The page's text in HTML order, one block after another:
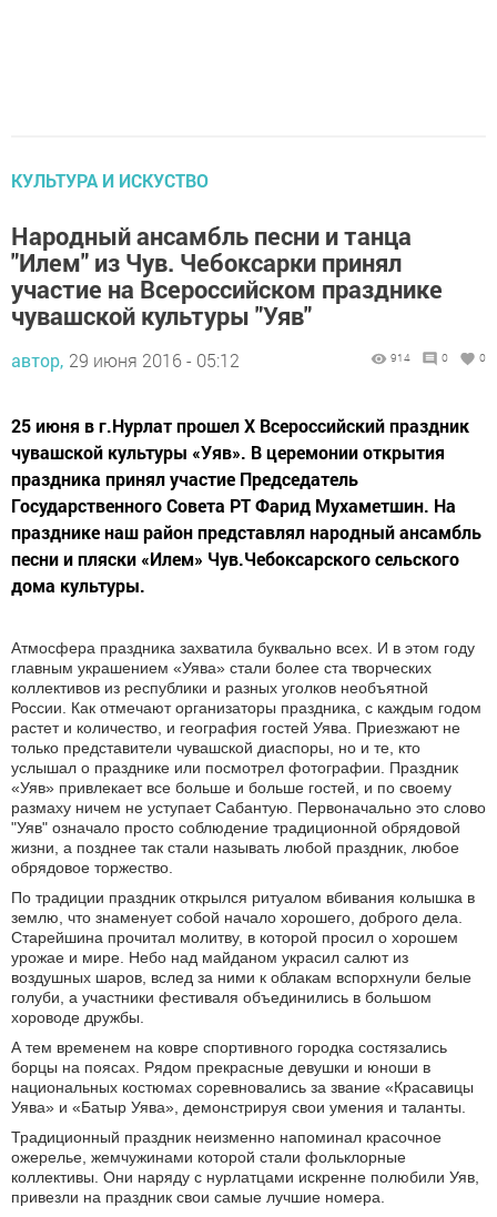
КУЛЬТУРА И ИСКУСТВО
Народный ансамбль песни и танца
"Илем" из Чув. Чебоксарки принял
участие на Всероссийском празднике
чувашской культуры "Уяв"
автор, 29 июня 2016 - 05:12 914 0 0
25 июня в г.Нурлат прошел X Всероссийский праздник
чувашской культуры «Уяв». В церемонии открытия
праздника принял участие Председатель
Государственного Совета РТ Фарид Мухаметшин. На
празднике наш район представлял народный ансамбль
песни и пляски «Илем» Чув.Чебоксарского сельского
дома культуры.
Атмосфера праздника захватила буквально всех. И в этом году
главным украшением «Уява» стали более ста творческих
коллективов из республики и разных уголков необъятной
России. Как отмечают организаторы праздника, с каждым годом
растет и количество, и география гостей Уява. Приезжают не
только представители чувашской диаспоры, но и те, кто
услышал о празднике или посмотрел фотографии. Праздник
«Уяв» привлекает все больше и больше гостей, и по своему
размаху ничем не уступает Сабантую. Первоначально это слово
"Уяв" означало просто соблюдение традиционной обрядовой
жизни, а позднее так стали называть любой праздник, любое
обрядовое торжество.
По традиции праздник открылся ритуалом вбивания колышка в
землю, что знаменует собой начало хорошего, доброго дела.
Старейшина прочитал молитву, в которой просил о хорошем
урожае и мире. Небо над майданом украсил салют из
воздушных шаров, вслед за ними к облакам вспорхнули белые
голуби, а участники фестиваля объединились в большом
хороводе дружбы.
А тем временем на ковре спортивного городка состязались
борцы на поясах. Рядом прекрасные девушки и юноши в
национальных костюмах соревновались за звание «Красавицы
Уява» и «Батыр Уява», демонстрируя свои умения и таланты.
Традиционный праздник неизменно напоминал красочное
ожерелье, жемчужинами которой стали фольклорные
коллективы. Они наряду с нурлатцами искренне полюбили Уяв,
привезли на праздник свои самые лучшие номера.